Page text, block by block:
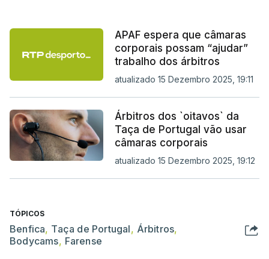
APAF espera que câmaras
corporais possam “ajudar”
trabalho dos árbitros
atualizado 15 Dezembro 2025, 19:11
Árbitros dos `oitavos` da
Taça de Portugal vão usar
câmaras corporais
atualizado 15 Dezembro 2025, 19:12
TÓPICOS
Benfica, Taça de Portugal, Árbitros,
Bodycams, Farense